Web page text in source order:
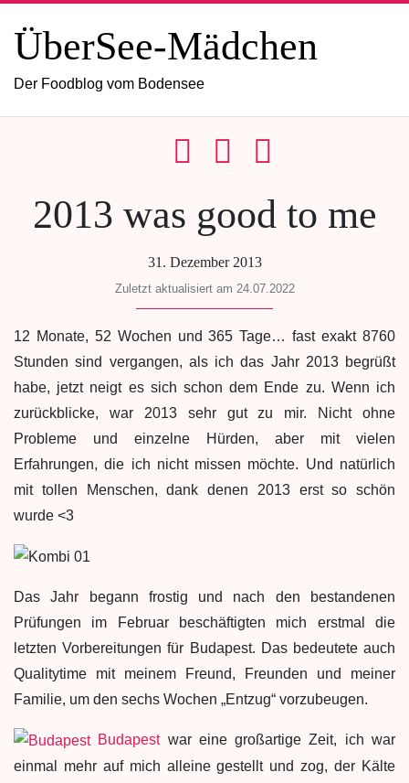
ÜberSee-Mädchen
Der Foodblog vom Bodensee
2013 was good to me
31. Dezember 2013
Zuletzt aktualisiert am 24.07.2022
12 Monate, 52 Wochen und 365 Tage… fast exakt 8760
Stunden sind vergangen, als ich das Jahr 2013 begrüßt
habe, jetzt neigt es sich schon dem Ende zu. Wenn ich
zurückblicke, war 2013 sehr gut zu mir. Nicht ohne
Probleme und einzelne Hürden, aber mit vielen
Erfahrungen, die ich nicht missen möchte. Und natürlich
mit tollen Menschen, dank denen 2013 erst so schön
wurde <3
Das Jahr begann frostig und nach den bestandenen
Prüfungen im Februar beschäftigten mich erstmal die
letzten Vorbereitungen für Budapest. Das bedeutete auch
Qualitytime mit meinem Freund, Freunden und meiner
Familie, um den sechs Wochen „Entzug“ vorzubeugen.
Budapest war eine großartige Zeit, ich war
einmal mehr auf mich alleine gestellt und zog, der Kälte